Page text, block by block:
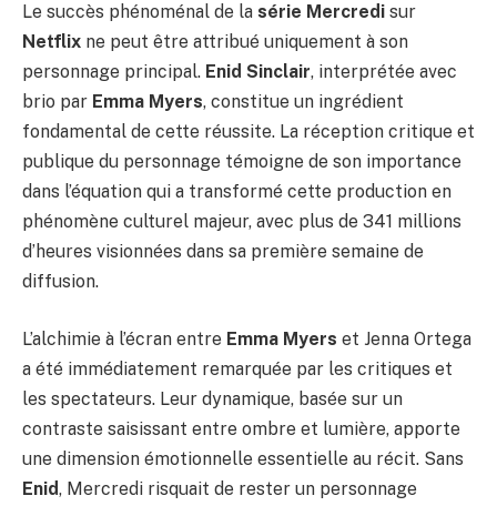
Le succès phénoménal de la série Mercredi sur
Netflix ne peut être attribué uniquement à son
personnage principal. Enid Sinclair, interprétée avec
brio par Emma Myers, constitue un ingrédient
fondamental de cette réussite. La réception critique et
publique du personnage témoigne de son importance
dans l’équation qui a transformé cette production en
phénomène culturel majeur, avec plus de 341 millions
d’heures visionnées dans sa première semaine de
diffusion.
L’alchimie à l’écran entre Emma Myers et Jenna Ortega
a été immédiatement remarquée par les critiques et
les spectateurs. Leur dynamique, basée sur un
contraste saisissant entre ombre et lumière, apporte
une dimension émotionnelle essentielle au récit. Sans
Enid, Mercredi risquait de rester un personnage